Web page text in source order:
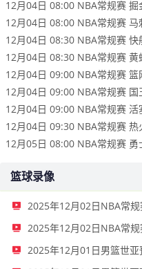
12月04日 08:00 NBA常规赛 掘
12月04日 08:00 NBA常规赛 马
12月04日 08:30 NBA常规赛 快
12月04日 08:30 NBA常规赛 黄
12月04日 09:00 NBA常规赛 篮
12月04日 09:00 NBA常规赛 国
12月04日 09:00 NBA常规赛 活
12月04日 09:30 NBA常规赛 热
12月05日 08:00 NBA常规赛 勇
篮球录像
2025年12月02日NBA常
2025年12月02日NBA常